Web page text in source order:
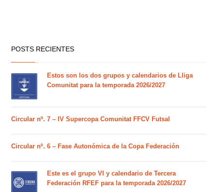
POSTS RECIENTES
Estos son los dos grupos y calendarios de Lliga
Comunitat para la temporada 2026/2027
Circular nº. 7 – IV Supercopa Comunitat FFCV Futsal
Circular nº. 6 – Fase Autonómica de la Copa Federación
Este es el grupo VI y calendario de Tercera
Federación RFEF para la temporada 2026/2027